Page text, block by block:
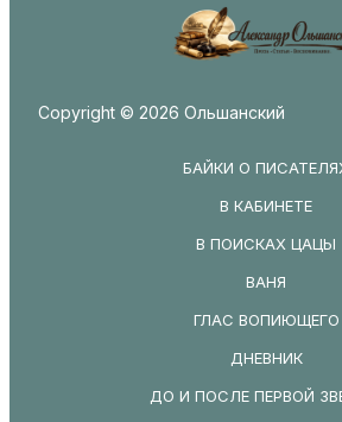
Copyright © 2026 Ольшанский
БАЙКИ О
В КАБИНЕТЕ
В ПОИСКАХ ЦАЦЫ
ВАНЯ
ГЛАС ВОПИЮЩЕГО
ДНЕВНИК
ДО И ПОСЛЕ ПЕРВОЙ